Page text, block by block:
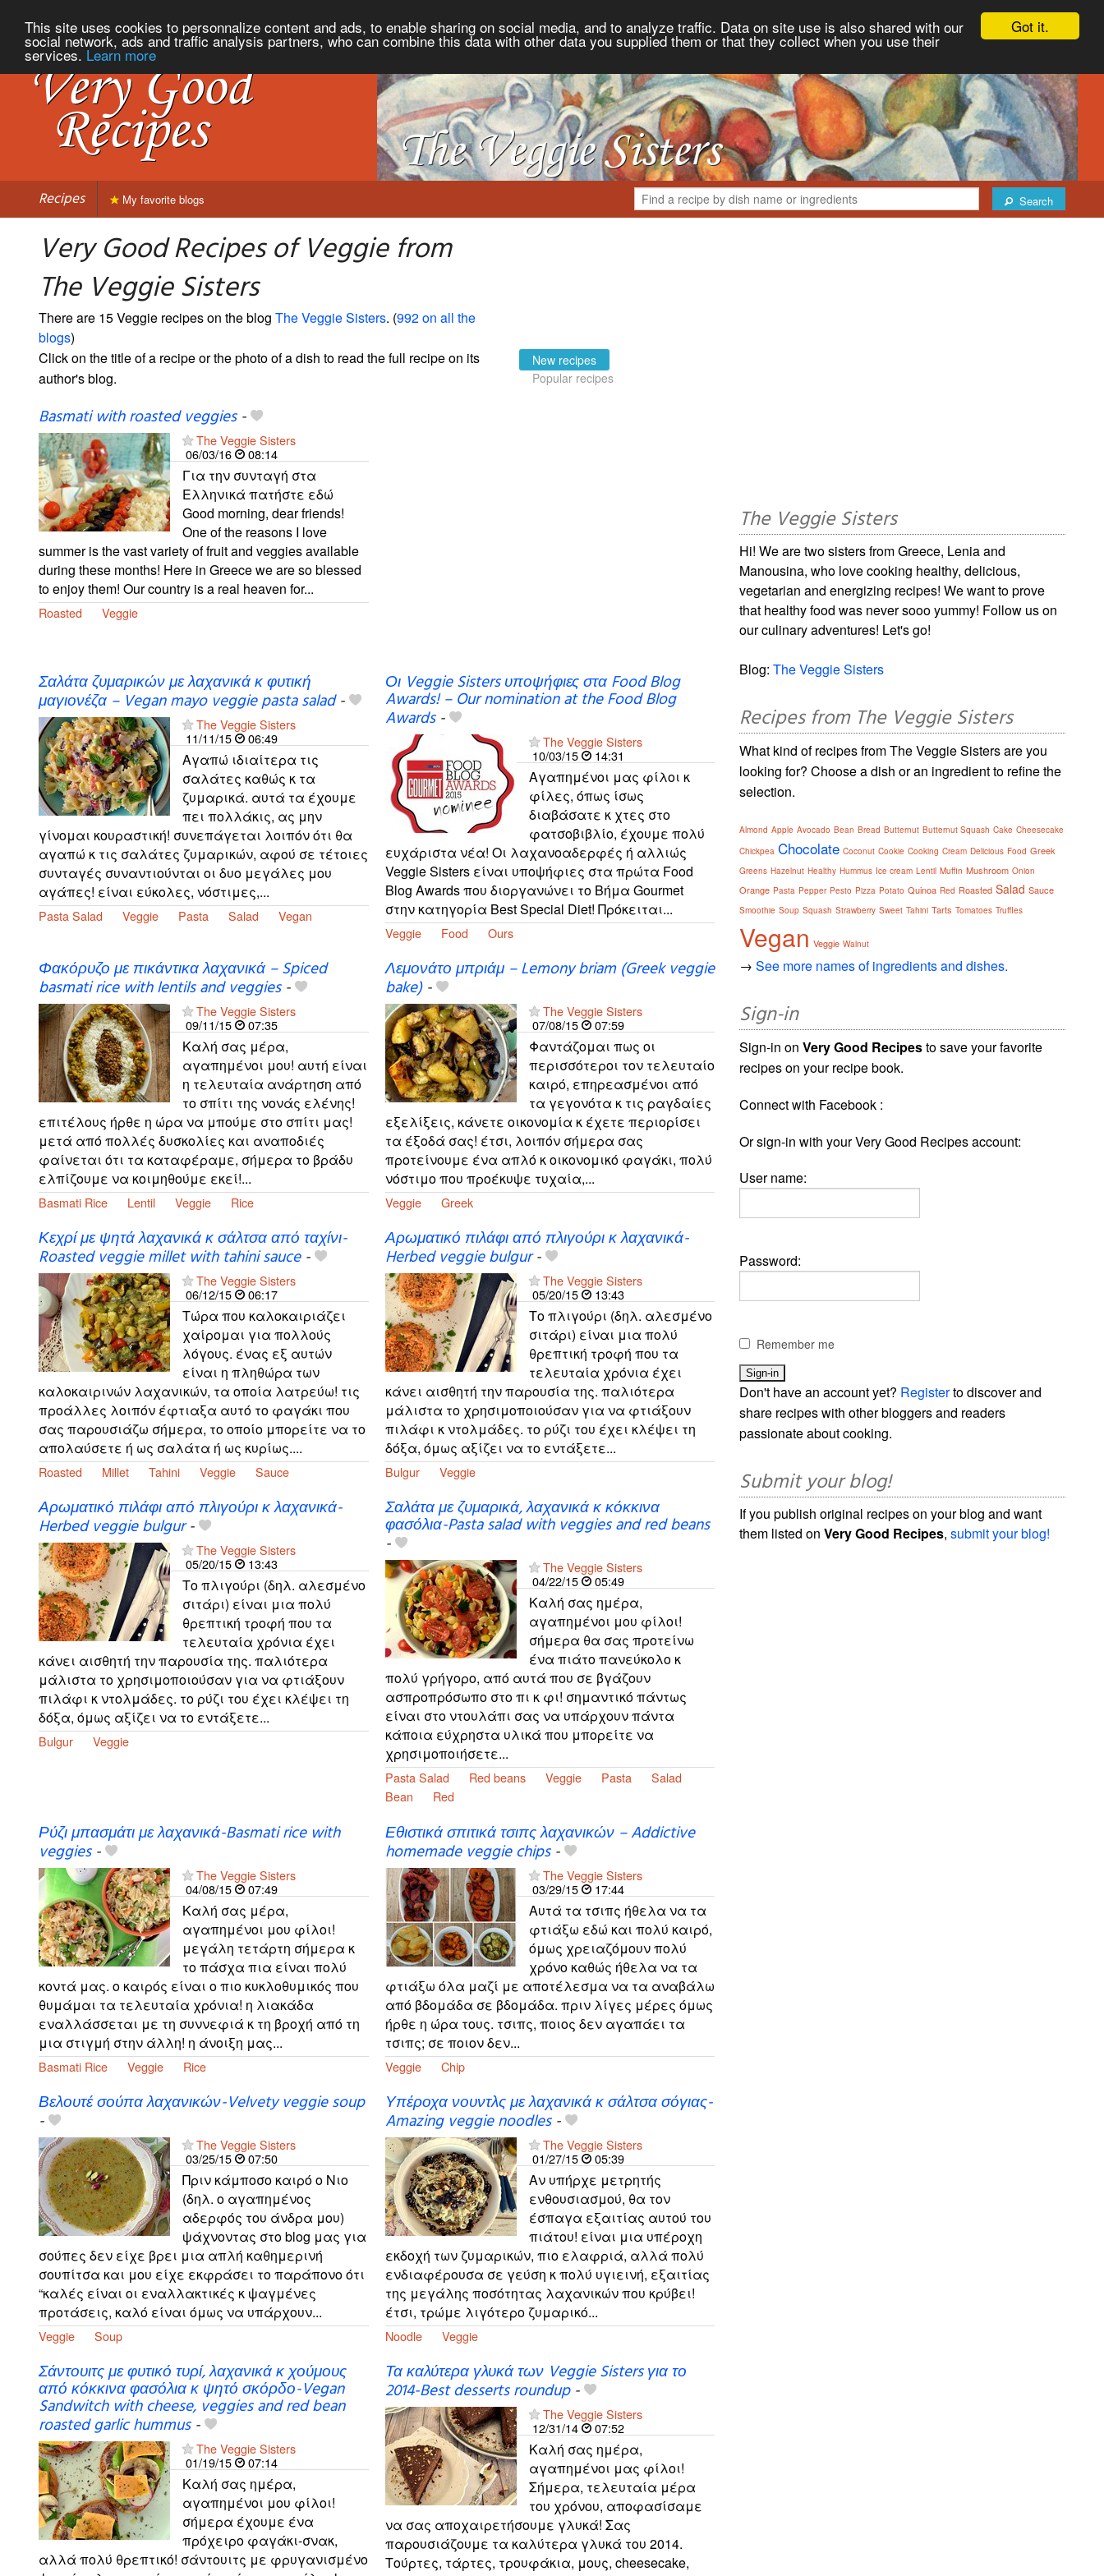
Got it.
This site uses cookies to personnalize content and ads, to enable sharing on social media, and to analyze traffic. Data on site use is also shared with our
social network, ads and traffic analysis partners, who can combine this data with other data you supplied them or that they collect when you use their
services. Learn more
Recipes Search
My favorite blogs
Very Good Recipes of Veggie from
The Veggie Sisters
There are 15 Veggie recipes on the blog The Veggie Sisters. (992 on all the
blogs)
Click on the title of a recipe or the photo of a dish to read the full recipe on its
author's blog.
New recipes
Popular recipes
Basmati with roasted veggies-
The Veggie Sisters
06/03/16
08:14
Για την συνταγή στα
Ελληνικά πατήστε εδώ
Good morning, dear friends!
One of the reasons I love
summer is the vast variety of fruit and veggies available
during these months! Here in Greece we are so blessed
to enjoy them! Our country is a real heaven for...
Roasted Veggie
Σαλάτα ζυμαρικών με λαχανικά κ φυτική
μαγιονέζα – Vegan mayo veggie pasta salad-
The Veggie Sisters
11/11/15
06:49
Αγαπώ ιδιαίτερα τις
σαλάτες καθώς κ τα
ζυμαρικά. αυτά τα έχουμε
πει πολλάκις, ας μην
γίνομαι κουραστική! συνεπάγεται λοιπόν ότι θα
αγαπώ κ τις σαλάτες ζυμαρικών, αφού σε τέτοιες
συνταγές συναντιούνται οι δυο μεγάλες μου
αγάπες! είναι εύκολες, νόστιμες,...
Pasta Salad Veggie Pasta Salad Vegan
Οι Veggie Sisters υποψήφιες στα Food Blog
Awards! – Our nomination at the Food Blog
Awards-
The Veggie Sisters
10/03/15
14:31
Αγαπημένοι μας φίλοι κ
φίλες, όπως ίσως
διαβάσατε κ χτες στο
φατσοβιβλίο, έχουμε πολύ
ευχάριστα νέα! Οι λαχανοαδερφές ή αλλιώς
Veggie Sisters είναι υποψήφιες στα πρώτα Food
Blog Awards που διοργανώνει το Βήμα Gourmet
στην κατηγορία Best Special Diet! Πρόκειται...
Veggie Food Ours
Φακόρυζο με πικάντικα λαχανικά – Spiced
basmati rice with lentils and veggies-
The Veggie Sisters
09/11/15
07:35
Καλή σας μέρα,
αγαπημένοι μου! αυτή είναι
η τελευταία ανάρτηση από
το σπίτι της νονάς ελένης!
επιτέλους ήρθε η ώρα να μπούμε στο σπίτι μας!
μετά από πολλές δυσκολίες και αναποδιές
φαίνεται ότι τα καταφέραμε, σήμερα το βράδυ
ελπίζουμε να κοιμηθούμε εκεί!...
Basmati Rice Lentil Veggie Rice
Λεμονάτο μπριάμ – Lemony briam (Greek veggie
bake)-
The Veggie Sisters
07/08/15
07:59
Φαντάζομαι πως οι
περισσότεροι τον τελευταίο
καιρό, επηρεασμένοι από
τα γεγονότα κ τις ραγδαίες
εξελίξεις, κάνετε οικονομία κ έχετε περιορίσει
τα έξοδά σας! έτσι, λοιπόν σήμερα σας
προτείνουμε ένα απλό κ οικονομικό φαγάκι, πολύ
νόστιμο που προέκυψε τυχαία,...
Veggie Greek
Κεχρί με ψητά λαχανικά κ σάλτσα από ταχίνι-
Roasted veggie millet with tahini sauce-
The Veggie Sisters
06/12/15
06:17
Τώρα που καλοκαιριάζει
χαίρομαι για πολλούς
λόγους. ένας εξ αυτών
είναι η πληθώρα των
καλοκαιρινών λαχανικών, τα οποία λατρεύω! τις
προάλλες λοιπόν έφτιαξα αυτό το φαγάκι που
σας παρουσιάζω σήμερα, το οποίο μπορείτε να το
απολαύσετε ή ως σαλάτα ή ως κυρίως....
Roasted Millet Tahini Veggie Sauce
Αρωματικό πιλάφι από πλιγούρι κ λαχανικά-
Herbed veggie bulgur-
The Veggie Sisters
05/20/15
13:43
Το πλιγούρι (δηλ. αλεσμένο
σιτάρι) είναι μια πολύ
θρεπτική τροφή που τα
τελευταία χρόνια έχει
κάνει αισθητή την παρουσία της. παλιότερα
μάλιστα το χρησιμοποιούσαν για να φτιάξουν
πιλάφι κ ντολμάδες. το ρύζι του έχει κλέψει τη
δόξα, όμως αξίζει να το εντάξετε...
Bulgur Veggie
Αρωματικό πιλάφι από πλιγούρι κ λαχανικά-
Herbed veggie bulgur-
The Veggie Sisters
05/20/15
13:43
Το πλιγούρι (δηλ. αλεσμένο
σιτάρι) είναι μια πολύ
θρεπτική τροφή που τα
τελευταία χρόνια έχει
κάνει αισθητή την παρουσία της. παλιότερα
μάλιστα το χρησιμοποιούσαν για να φτιάξουν
πιλάφι κ ντολμάδες. το ρύζι του έχει κλέψει τη
δόξα, όμως αξίζει να το εντάξετε...
Bulgur Veggie
Σαλάτα με ζυμαρικά, λαχανικά κ κόκκινα
φασόλια-Pasta salad with veggies and red beans
-
The Veggie Sisters
04/22/15
05:49
Καλή σας ημέρα,
αγαπημένοι μου φίλοι!
σήμερα θα σας προτείνω
ένα πιάτο πανεύκολο κ
πολύ γρήγορο, από αυτά που σε βγάζουν
ασπροπρόσωπο στο πι κ φι! σημαντικό πάντως
είναι στο ντουλάπι σας να υπάρχουν πάντα
κάποια εύχρηστα υλικά που μπορείτε να
χρησιμοποιήσετε...
Pasta Salad Red beans Veggie Pasta
Salad
Bean
Red
Ρύζι μπασμάτι με λαχανικά-Basmati rice with
veggies-
The Veggie Sisters
04/08/15
07:49
Καλή σας μέρα,
αγαπημένοι μου φίλοι!
μεγάλη τετάρτη σήμερα κ
το πάσχα πια είναι πολύ
κοντά μας. ο καιρός είναι ο πιο κυκλοθυμικός που
θυμάμαι τα τελευταία χρόνια! η λιακάδα
εναλλάσσεται με τη συννεφιά κ τη βροχή από τη
μια στιγμή στην άλλη! η άνοιξη μας...
Basmati Rice Veggie Rice
Εθιστικά σπιτικά τσιπς λαχανικών – Addictive
homemade veggie chips-
The Veggie Sisters
03/29/15
17:44
Αυτά τα τσιπς ήθελα να τα
φτιάξω εδώ και πολύ καιρό,
όμως χρειαζόμουν πολύ
χρόνο καθώς ήθελα να τα
φτιάξω όλα μαζί με αποτέλεσμα να τα αναβάλω
από βδομάδα σε βδομάδα. πριν λίγες μέρες όμως
ήρθε η ώρα τους. τσιπς, ποιος δεν αγαπάει τα
τσιπς; σε ποιον δεν...
Veggie Chip
Βελουτέ σούπα λαχανικών-Velvety veggie soup
-
The Veggie Sisters
03/25/15
07:50
Πριν κάμποσο καιρό ο Νιο
(δηλ. ο αγαπημένος
αδερφός του άνδρα μου)
ψάχνοντας στο blog μας για
σούπες δεν είχε βρει μια απλή καθημερινή
σουπίτσα και μου είχε εκφράσει το παράπονο ότι
“καλές είναι οι εναλλακτικές κ ψαγμένες
προτάσεις, καλό είναι όμως να υπάρχουν...
Veggie Soup
Υπέροχα νουντλς με λαχανικά κ σάλτσα σόγιας-
Amazing veggie noodles-
The Veggie Sisters
01/27/15
05:39
Αν υπήρχε μετρητής
ενθουσιασμού, θα τον
έσπαγα εξαιτίας αυτού του
πιάτου! είναι μια υπέροχη
εκδοχή των ζυμαρικών, πιο ελαφριά, αλλά πολύ
ενδιαφέρουσα σε γεύση κ πολύ υγιεινή, εξαιτίας
της μεγάλης ποσότητας λαχανικών που κρύβει!
έτσι, τρώμε λιγότερο ζυμαρικό...
Noodle Veggie
Σάντουιτς με φυτικό τυρί, λαχανικά κ χούμους
από κόκκινα φασόλια κ ψητό σκόρδο-Vegan
Sandwitch with cheese, veggies and red bean
roasted garlic hummus-
The Veggie Sisters
01/19/15
07:14
Καλή σας ημέρα,
αγαπημένοι μου φίλοι!
σήμερα έχουμε ένα
πρόχειρο φαγάκι-σνακ,
αλλά πολύ θρεπτικό! σάντουιτς με φρυγανισμένο
Τα καλύτερα γλυκά των Veggie Sisters για το
2014-Best desserts roundup-
The Veggie Sisters
12/31/14
07:52
Καλή σας ημέρα,
αγαπημένοι μας φίλοι!
Σήμερα, τελευταία μέρα
του χρόνου, αποφασίσαμε
να σας αποχαιρετήσουμε γλυκά! Σας
παρουσιάζουμε τα καλύτερα γλυκά του 2014.
Τούρτες, τάρτες, τρουφάκια, μους, cheesecake,
The Veggie Sisters
Hi! We are two sisters from Greece, Lenia and
Manousina, who love cooking healthy, delicious,
vegetarian and energizing recipes! We want to prove
that healthy food was never sooo yummy! Follow us on
our culinary adventures! Let's go!
Blog:The Veggie Sisters
Recipes from The Veggie Sisters
What kind of recipes from The Veggie Sisters are you
looking for? Choose a dish or an ingredient to refine the
selection.
Almond Apple Avocado Bean Bread Butternut Butternut Squash Cake Cheesecake
Chickpea Chocolate Coconut Cookie Cooking Cream Delicious Food Greek
Greens Hazelnut Healthy Hummus Ice cream Lentil Muffin Mushroom Onion
Orange Pasta Pepper Pesto Pizza Potato Quinoa Red Roasted Salad Sauce
Smoothie Soup Squash Strawberry Sweet Tahini Tarts Tomatoes Truffles
Vegan Veggie Walnut
→See more names of ingredients and dishes.
Sign-in
Sign-in onVery Good Recipesto save your favorite
recipes on your recipe book.
Connect with Facebook :
Or sign-in with your Very Good Recipes account:
User name:
Password:
Remember me
Don't have an account yet? Registerto discover and
share recipes with other bloggers and readers
passionate about cooking.
Submit your blog!
If you publish original recipes on your blog and want
them listed onVery Good Recipes,submit your blog!